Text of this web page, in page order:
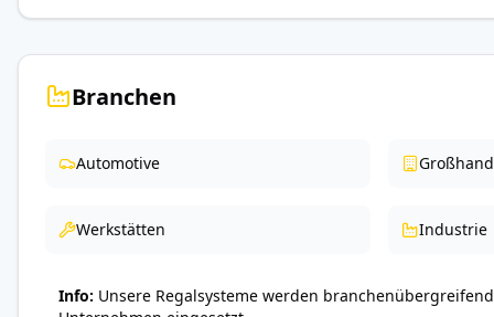
Branchen
Automotive
Werkstätten Industrie
Info Unsere Regalsysteme werden